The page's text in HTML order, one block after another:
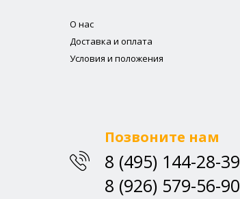
О нас
Доставка и оплата
Условия и положения
Позвоните нам
8 (495) 144-28-39
8 (926) 579-56-90